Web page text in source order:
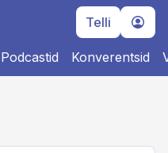
Telli
Podcastid Konverentsid